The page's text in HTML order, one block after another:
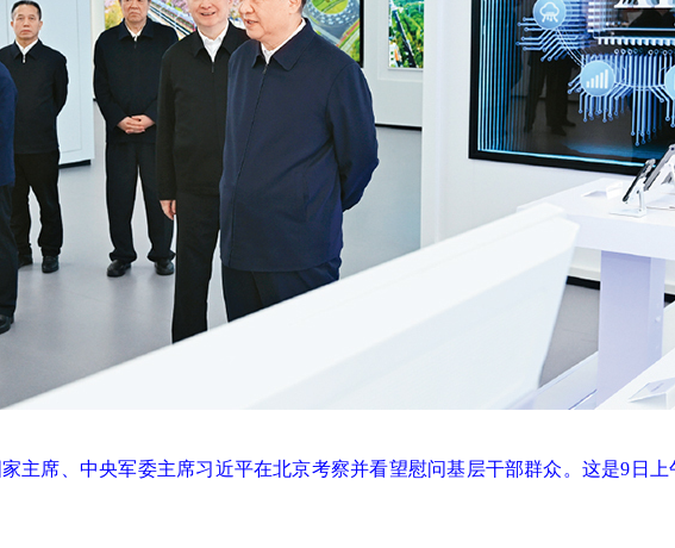
席、中央军委主席习近平在北京考察并看望慰问基层干部群众。这是9日上